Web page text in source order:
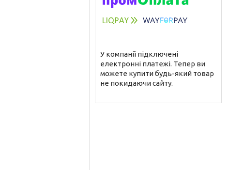
У компанії підключені
електронні платежі. Тепер ви
можете купити будь-який товар
не покидаючи сайту.